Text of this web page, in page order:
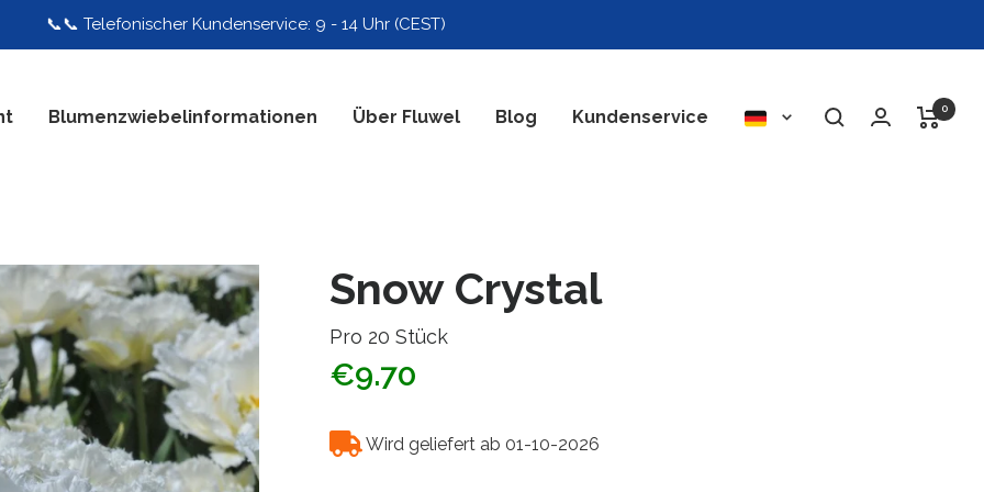
📞📞 Telefonischer Kundenservice: 9 - 14 Uhr (CEST)
Blumenzwiebelinformationen Über Fluwel Blog Kundenservice
Sprache
0
Snow Crystal
Pro 20 Stück
€9.70
Wird geliefert ab 01-10-2026